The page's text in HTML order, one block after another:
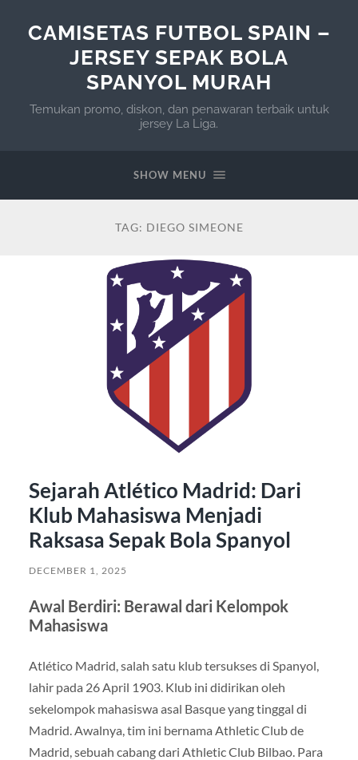
CAMISETAS FUTBOL SPAIN –
JERSEY SEPAK BOLA
SPANYOL MURAH
Temukan promo, diskon, dan penawaran terbaik untuk
jersey La Liga.
SHOW MENU
TAG: DIEGO SIMEONE
Sejarah Atlético Madrid: Dari
Klub Mahasiswa Menjadi
Raksasa Sepak Bola Spanyol
DECEMBER 1, 2025
Awal Berdiri: Berawal dari Kelompok
Mahasiswa
Atlético Madrid, salah satu klub tersukses di Spanyol,
lahir pada 26 April 1903. Klub ini didirikan oleh
sekelompok mahasiswa asal Basque yang tinggal di
Madrid. Awalnya, tim ini bernama Athletic Club de
Madrid, sebuah cabang dari Athletic Club Bilbao. Para